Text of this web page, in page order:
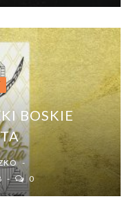
BOSKIE
0